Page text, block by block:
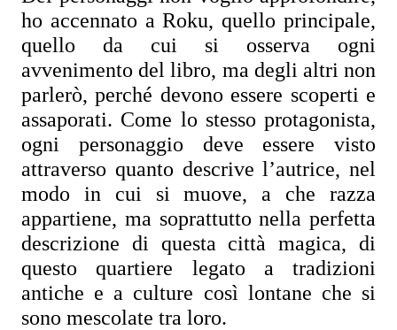
ho accennato a Roku, quello principale,
quello da cui si osserva ogni
avvenimento del libro, ma degli altri non
parlerò, perché devono essere scoperti e
assaporati. Come lo stesso protagonista,
ogni personaggio deve essere visto
attraverso quanto descrive l’autrice, nel
modo in cui si muove, a che razza
appartiene, ma soprattutto nella perfetta
descrizione di questa città magica, di
questo quartiere legato a tradizioni
antiche e a culture così lontane che si
sono mescolate tra loro.